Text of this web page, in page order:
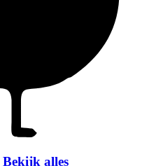
Bekijk alles